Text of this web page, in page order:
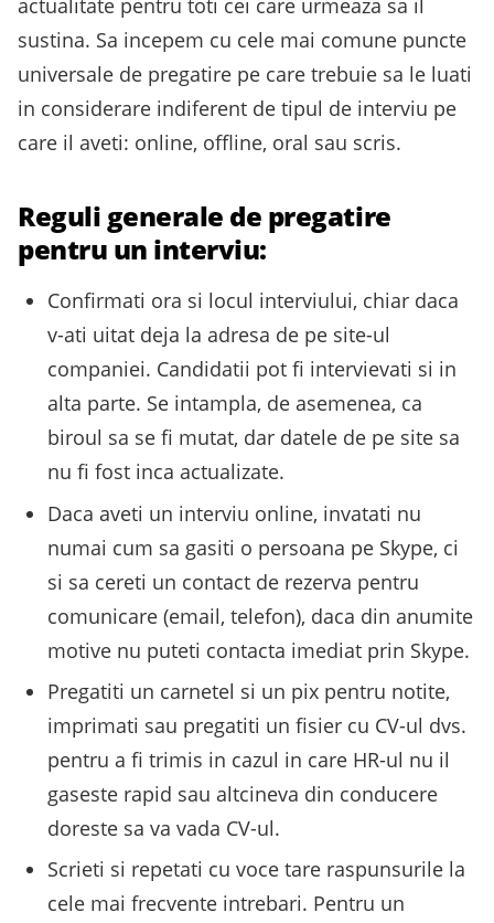
actualitate pentru toti cei care urmeaza sa il
sustina. Sa incepem cu cele mai comune puncte
universale de pregatire pe care trebuie sa le luati
in considerare indiferent de tipul de interviu pe
care il aveti: online, offline, oral sau scris.
Reguli generale de pregatire
pentru un interviu:
Confirmati ora si locul interviului, chiar daca
v-ati uitat deja la adresa de pe site-ul
companiei. Candidatii pot fi intervievati si in
alta parte. Se intampla, de asemenea, ca
biroul sa se fi mutat, dar datele de pe site sa
nu fi fost inca actualizate.
Daca aveti un interviu online, invatati nu
numai cum sa gasiti o persoana pe Skype, ci
si sa cereti un contact de rezerva pentru
comunicare (email, telefon), daca din anumite
motive nu puteti contacta imediat prin Skype.
Pregatiti un carnetel si un pix pentru notite,
imprimati sau pregatiti un fisier cu CV-ul dvs.
pentru a fi trimis in cazul in care HR-ul nu il
gaseste rapid sau altcineva din conducere
doreste sa va vada CV-ul.
Scrieti si repetati cu voce tare raspunsurile la
cele mai frecvente intrebari. Pentru un